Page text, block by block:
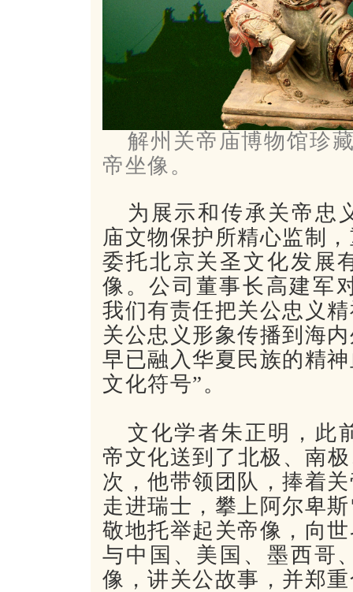
解州关帝庙博物馆珍
帝坐像。
为 展示和传承关帝忠
庙文物保护所精心监制
委托北京关圣文化发展
像。公司董事长高建军
我们有责任把关公忠义
关公忠义形象传播到海
早已融入华夏民族的精
文化符号”。
文化学者朱正明，此
帝文化送到了北极、南
次，他带领团队，捧着
走进瑞士，攀上阿尔卑
敬地托举起关帝像，向
与中国、美国、墨西哥
像，讲关公故事，并郑